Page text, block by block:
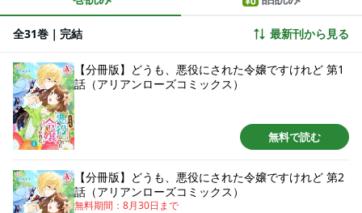
ア。けれどこの婚約、なんだか前途多難で…！？
全31巻｜完結 最新刊から見る
【分冊版】どうも、悪役にされた令嬢ですけれど 第1
話（アリアンローズコミックス）
無料で読む
【分冊版】どうも、悪役にされた令嬢ですけれど 第2
話（アリアンローズコミックス）
無料期間： 8月30日 まで